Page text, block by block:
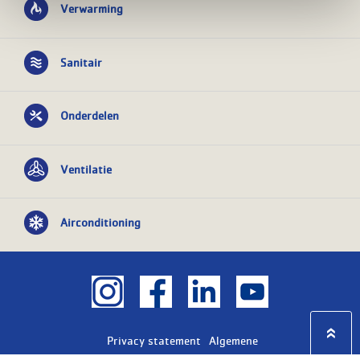
Verwarming
Sanitair
Onderdelen
Ventilatie
Airconditioning
Privacy statement
Algemene